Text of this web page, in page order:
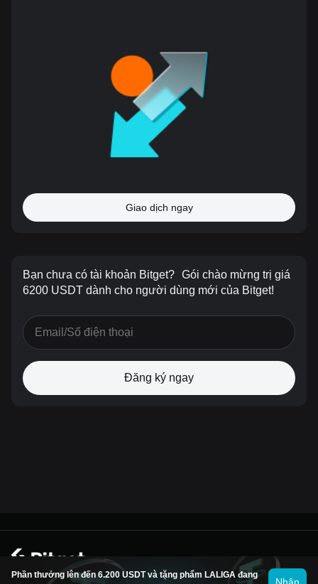
Giao dịch ngay
Bạn chưa có tài khoản Bitget? Gói chào mừng trị giá
6200 USDT dành cho người dùng mới của Bitget!
Đăng ký ngay
Phần thưởng lên đến 6.200 USDT và tặng phẩm LALIGA đang
© 2026 Bitget